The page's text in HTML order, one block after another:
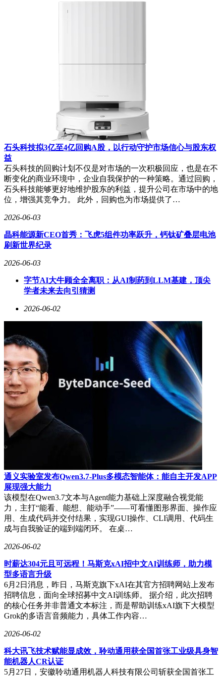
石头科技拟3亿至4亿回购A股，以行动守护市场信心与股东权
益
石头科技的回购计划不仅是对市场的一次积极回应，也是在不
断变化的商业环境中，企业自我保护的一种策略。通过回购，
石头科技能够更好地维护股东的利益，提升公司在市场中的地
位，增强其竞争力。 此外，回购也为市场提供了…
2026-06-03
晶科能源新CEO首秀：飞虎5组件功率跃升，钙钛矿叠层电池
刷新世界纪录
2026-06-03
字节AI大牛顾全全离职：从AI制药到LLM基建，顶尖
学者未来去向引猜测
2026-06-02
通义实验室发布Qwen3.7-Plus多模态智能体：能自主开发APP
展现强大能力
该模型在Qwen3.7文本与Agent能力基础上深度融合视觉能
力，主打“能看、能想、能动手”——可看懂图形界面、操作应
用、生成代码并交付结果，实现GUI操作、CLI调用、代码生
成与自我验证的端到端闭环。 在桌…
2026-06-02
时薪达304元且可远程！马斯克xAI招中文AI训练师，助力模
型多语言升级
6月2日消息，昨日，马斯克旗下xAI在其官方招聘网站上发布
招聘信息，面向全球招募中文AI训练师。 据介绍，此次招聘
的核心任务并非普通文本标注，而是帮助训练xAI旗下大模型
Grok的多语言音频能力，具体工作内容…
2026-06-02
科大讯飞技术赋能显成效，聆动通用获全国首张工业级具身智
能机器人CR认证
5月27日，安徽聆动通用机器人科技有限公司斩获全国首张工